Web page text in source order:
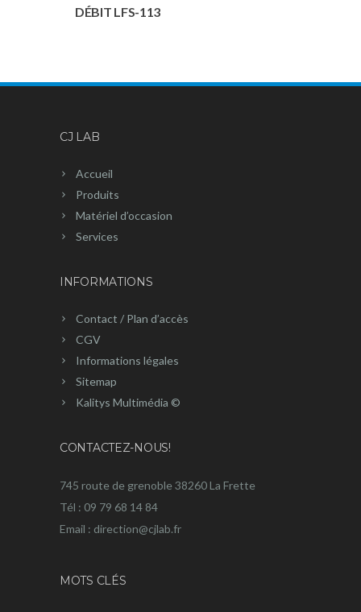
DÉBIT LFS-113
CJ LAB
Accueil
Produits
Matériel d’occasion
Services
INFORMATIONS
Contact / Plan d’accès
CGV
Informations légales
Sitemap
Kalitys Multimédia ©
CONTACTEZ-NOUS!
745 route de grenoble 38260 La Frette
Tél : 09 79 68 14 84
Email : direction@cjlab.fr
MOTS CLÉS